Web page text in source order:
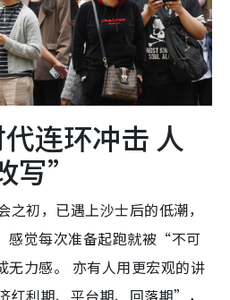
连环冲击 人
写”
初，已遇上沙士后的低潮，
感觉每次准备起跑就被“不可
力感。 亦有人用更宏观的讲